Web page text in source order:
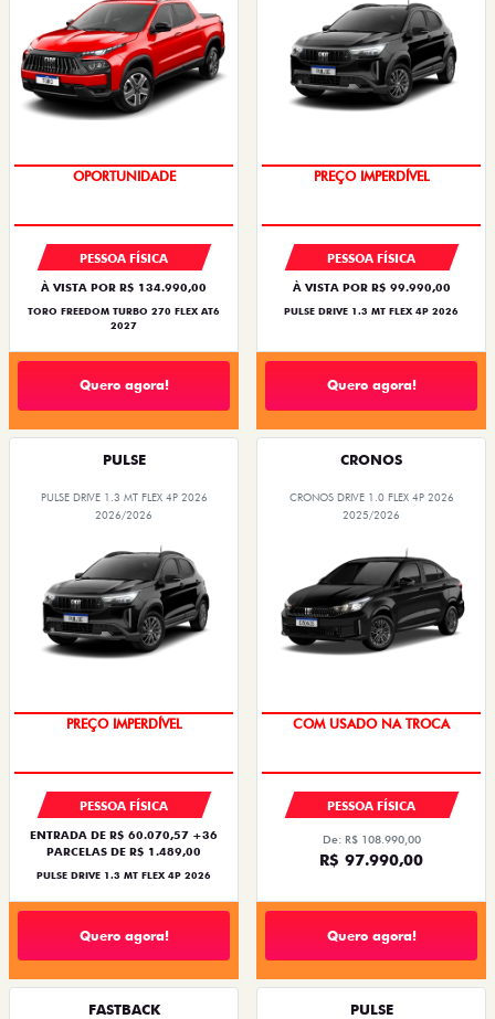
OPORTUNIDADE
PESSOA FÍSICA
À VISTA POR R$ 134.990,00
TORO FREEDOM TURBO 270 FLEX AT6
2027
Quero agora!
PREÇO IMPERDÍVEL
PESSOA FÍSICA
À VISTA POR R$ 99.990,00
PULSE DRIVE 1.3 MT FLEX 4P 2026
Quero agora!
PULSE
PULSE DRIVE 1.3 MT FLEX 4P 2026
2026/2026
PREÇO IMPERDÍVEL
PESSOA FÍSICA
ENTRADA DE R$ 60.070,57 +36
PARCELAS DE R$ 1.489,00
PULSE DRIVE 1.3 MT FLEX 4P 2026
Quero agora!
CRONOS
CRONOS DRIVE 1.0 FLEX 4P 2026
2025/2026
COM USADO NA TROCA
PESSOA FÍSICA
De: R$ 108.990,00
R$ 97.990,00
Quero agora!
FASTBACK PULSE